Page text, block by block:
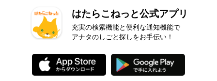
はたらこねっと公式アプリ
充実の検索機能と便利な通知機能で
アナタのしごと探しをお手伝い！